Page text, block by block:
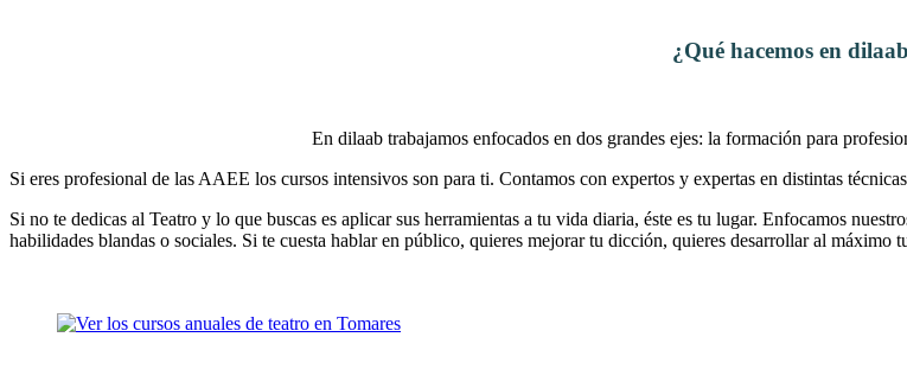
¿Qué hacemos en
En dilaab trabajamos enfocados en dos grandes ejes: la formación para
Si eres profesional de las AAEE los cursos intensivos son para ti. Contamos con expertos y expertas en distintas
Si no te dedicas al Teatro y lo que buscas es aplicar sus herramientas a tu vida diaria, éste es tu lugar. Enfocamos
habilidades blandas o sociales. Si te cuesta hablar en público, quieres mejorar tu dicción, quieres desarrollar al